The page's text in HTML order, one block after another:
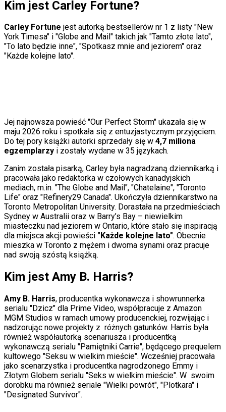
Kultura
Książki
Sztuka
Teatr
Magia
INFOR.pl
ZdrowieGO.pl
Kim jest Carley Fortune?
Carley Fortune jest autorką bestsellerów nr 1 z listy "New
York Timesa" i "Globe and Mail" takich jak "Tamto złote lato",
"To lato będzie inne", "Spotkasz mnie and jeziorem" oraz
"Każde kolejne lato".
Jej najnowsza powieść "Our Perfect Storm" ukazała się w
maju 2026 roku i spotkała się z entuzjastycznym przyjęciem.
Do tej pory książki autorki sprzedały się w 4,7 miliona
egzemplarzy i zostały wydane w 35 językach.
Zanim została pisarką, Carley była nagradzaną dziennikarką i
pracowała jako redaktorka w czołowych kanadyjskich
mediach, m.in. "The Globe and Mail", "Chatelaine", "Toronto
Life" oraz "Refinery29 Canada". Ukończyła dziennikarstwo na
Toronto Metropolitan University. Dorastała na przedmieściach
Sydney w Australii oraz w Barry’s Bay – niewielkim
miasteczku nad jeziorem w Ontario, które stało się inspiracją
dla miejsca akcji powieści "Każde kolejne lato". Obecnie
mieszka w Toronto z mężem i dwoma synami oraz pracuje
nad swoją szóstą książką.
Kim jest Amy B. Harris?
Amy B. Harris, producentka wykonawcza i showrunnerka
serialu "Dzicz" dla Prime Video, współpracuje z Amazon
MGM Studios w ramach umowy producenckiej, rozwijając i
nadzorując nowe projekty z różnych gatunków. Harris była
również współautorką scenariusza i producentką
wykonawczą serialu "Pamiętniki Carrie", będącego prequelem
kultowego "Seksu w wielkim mieście". Wcześniej pracowała
jako scenarzystka i producentka nagrodzonego Emmy i
Złotym Globem serialu "Seks w wielkim mieście". W swoim
dorobku ma również seriale "Wielki powrót", "Plotkara" i
"Designated Survivor".